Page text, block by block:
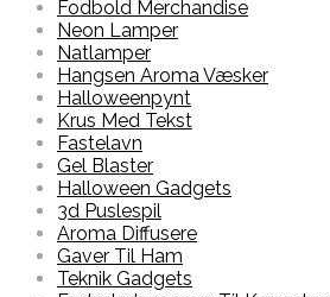
Fodbold Merchandise
Neon Lamper
Natlamper
Hangsen Aroma Væsker
Halloweenpynt
Krus Med Tekst
Fastelavn
Gel Blaster
Halloween Gadgets
3d Puslespil
Aroma Diffusere
Gaver Til Ham
Teknik Gadgets